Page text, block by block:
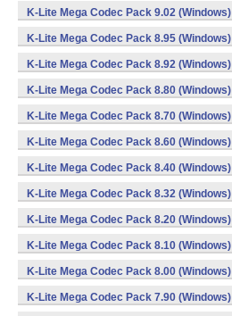
K-Lite Mega Codec Pack 9.02 (Windows)
K-Lite Mega Codec Pack 8.95 (Windows)
K-Lite Mega Codec Pack 8.92 (Windows)
K-Lite Mega Codec Pack 8.80 (Windows)
K-Lite Mega Codec Pack 8.70 (Windows)
K-Lite Mega Codec Pack 8.60 (Windows)
K-Lite Mega Codec Pack 8.40 (Windows)
K-Lite Mega Codec Pack 8.32 (Windows)
K-Lite Mega Codec Pack 8.20 (Windows)
K-Lite Mega Codec Pack 8.10 (Windows)
K-Lite Mega Codec Pack 8.00 (Windows)
K-Lite Mega Codec Pack 7.90 (Windows)